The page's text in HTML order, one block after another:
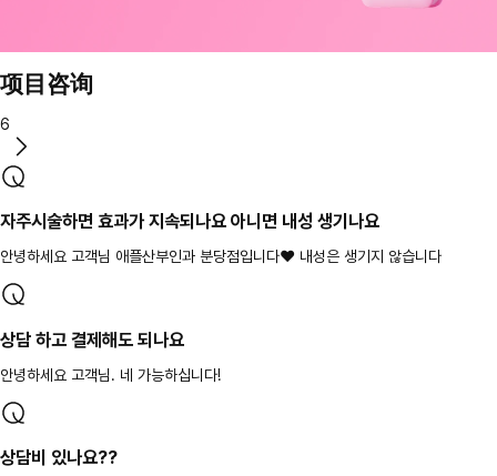
项目咨询
6
자주시술하면 효과가 지속되나요 아니면 내성 생기나요
안녕하세요 고객님 애플산부인과 분당점입니다❤ 내성은 생기지 않습니다
상담 하고 결제해도 되나요
안녕하세요 고객님. 네 가능하십니다!
상담비 있나요??